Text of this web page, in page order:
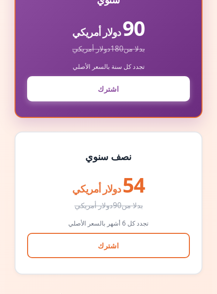
90دولار أمريكي
بدلا من180دولار أمريكي
تجدد كل سنة بالسعر الأصلي
اشترك
نصف سنوي
54 دولار أمريكي
بدلا من90دولار أمريكي
تجدد كل 6 أشهر بالسعر الأصلي
اشترك